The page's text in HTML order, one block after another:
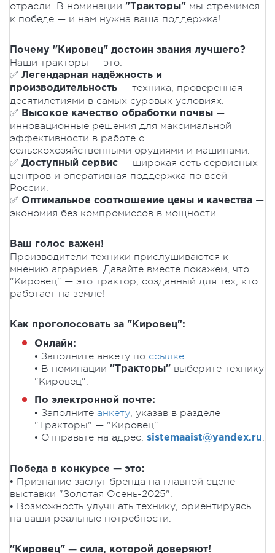
отрасли. В номинации "Тракторы" мы стремимся
к победе — и нам нужна ваша поддержка!
Почему "Кировец" достоин звания лучшего?
Наши тракторы — это:
✅ Легендарная надёжность и
производительность — техника, проверенная
десятилетиями в самых суровых условиях.
✅ Высокое качество обработки почвы —
инновационные решения для максимальной
эффективности в работе с
сельскохозяйственными орудиями и машинами.
✅ Доступный сервис — широкая сеть сервисных
центров и оперативная поддержка по всей
России.
✅ Оптимальное соотношение цены и качества —
экономия без компромиссов в мощности.
Ваш голос важен!
Производители техники прислушиваются к
мнению аграриев. Давайте вместе покажем, что
"Кировец" — это трактор, созданный для тех, кто
работает на земле!
Как проголосовать за "Кировец":
Онлайн:
• Заполните анкету по ссылке.
• В номинации "Тракторы" выберите технику
"Кировец".
По электронной почте:
• Заполните анкету, указав в разделе
"Тракторы" — "Кировец".
• Отправьте на адрес: sistemaaist@yandex.ru.
Победа в конкурсе — это:
• Признание заслуг бренда на главной сцене
выставки "Золотая Осень-2025".
• Возможность улучшать технику, ориентируясь
на ваши реальные потребности.
"Кировец" — сила, которой доверяют!